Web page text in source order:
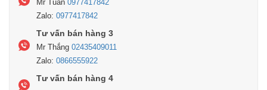
Mr Tuấn 0977417842
Zalo: 0977417842
Tư vấn bán hàng 3
Mr Thắng 02435409011
Zalo: 0866555922
Tư vấn bán hàng 4